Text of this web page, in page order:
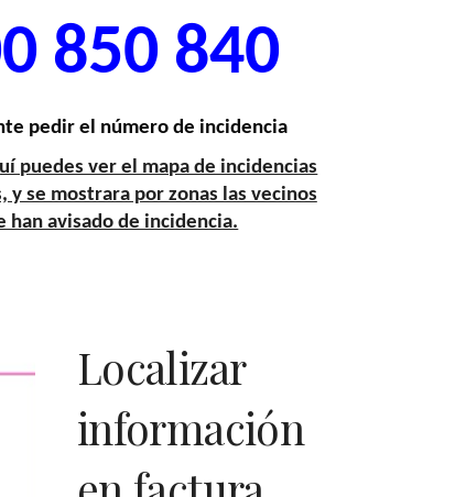
850 840
pedir el número de incidencia
puedes ver el mapa de incidencias
y se mostrara por zonas las vecinos
han avisado de incidencia.
Localizar
información